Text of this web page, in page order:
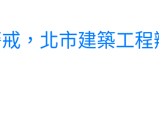
，北市建築工